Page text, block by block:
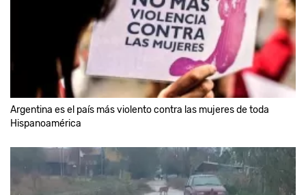
Argentina es el país más violento contra las mujeres de toda
Hispanoamérica